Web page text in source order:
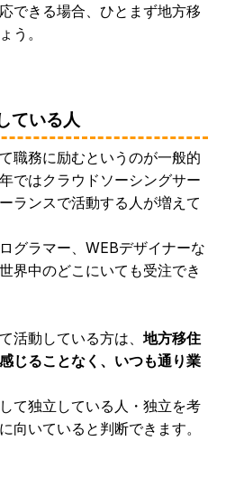
できる場合、ひとまず地方移
う。
ている人
職務に励むというのが一般的
ではクラウドソーシングサー
ランスで活動する人が増えて
グラマー、WEBデザイナーな
界中のどこにいても受注でき
活動している方は、 地方移住
じることなく、いつも通り業
て独立している人・独立を考
向いていると判断できます。